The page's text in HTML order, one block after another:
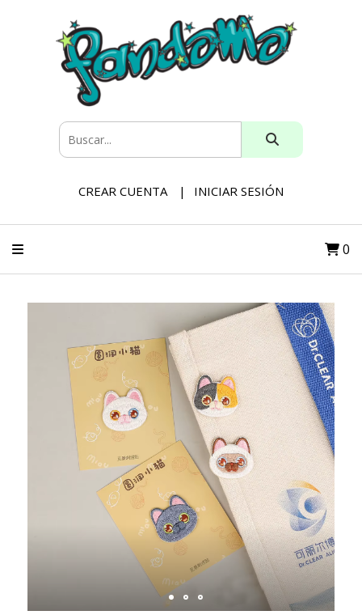
CREAR CUENTA INICIAR SESIÓN
0